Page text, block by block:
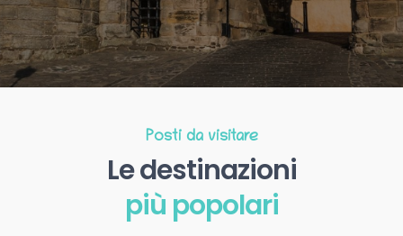
Posti da visitare
Le destinazioni
più popolari